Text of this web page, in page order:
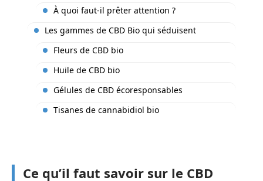
À quoi faut-il prêter attention ?
Les gammes de CBD Bio qui séduisent
Fleurs de CBD bio
Huile de CBD bio
Gélules de CBD écoresponsables
Tisanes de cannabidiol bio
Ce qu’il faut savoir sur le CBD